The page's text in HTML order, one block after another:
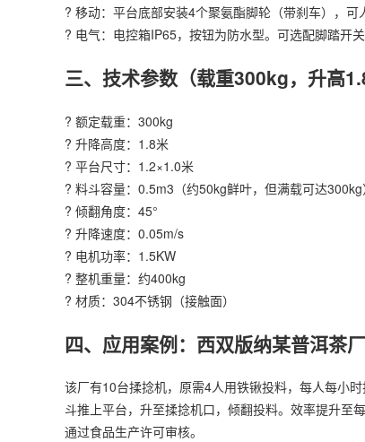
? 移动：平台底部安装4个聚氨酯脚轮（带刹车），可
? 电气：电控箱IP65，按钮为防水型。可选配脚踏开关
三、技术参数（载重300kg，升高
? 额定载重：300kg
? 升降高度：1.8米
? 平台尺寸：1.2×1.0米
? 料斗容量：0.5m3（约50kg鲜叶，但满载可达300kg
? 倾翻角度：45°
? 升降速度：0.05m/s
? 电机功率：1.5KW
? 整机重量：约400kg
? 材质：304不锈钢（接触面）
四、应用案例：西双版纳某普洱茶厂
该厂有10台揉捻机，原需4人用铁锹投料，每人每小
斗推上平台，升至揉捻机口，倾翻投料。效率提升至
通过食品生产许可审核。